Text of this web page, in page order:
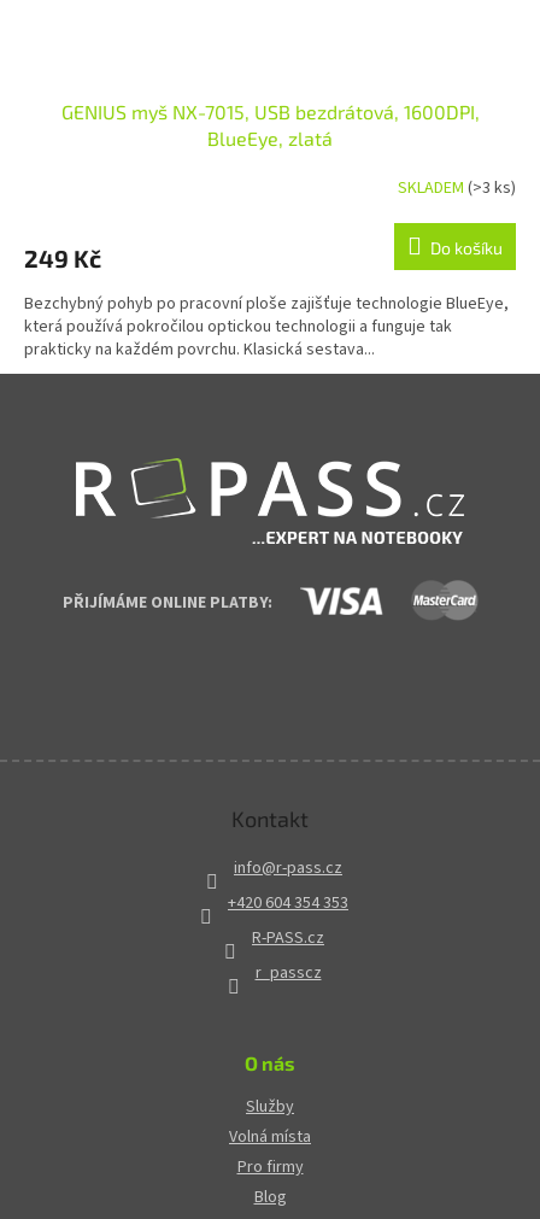
GENIUS myš NX-7015, USB bezdrátová, 1600DPI,
BlueEye, zlatá
SKLADEM(>3 ks)
249 Kč Do košíku
Bezchybný pohyb po pracovní ploše zajišťuje technologie BlueEye,
která používá pokročilou optickou technologii a funguje tak
prakticky na každém povrchu. Klasická sestava...
PŘIJÍMÁME ONLINE PLATBY:
Kontakt
info@r-pass.cz
+420 604 354 353
R-PASS.cz
r_passcz
O nás
Služby
Volná místa
Pro firmy
Blog